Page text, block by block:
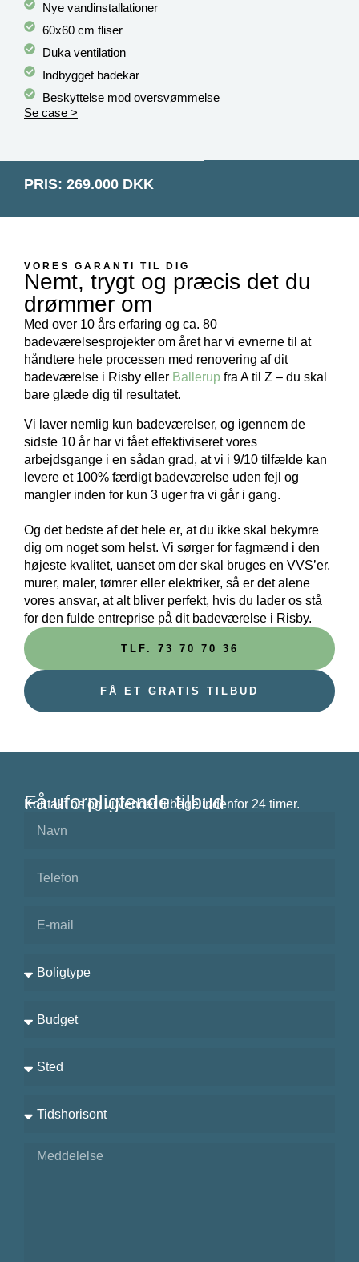
Nye vandinstallationer
60x60 cm fliser
Duka ventilation
Indbygget badekar
Beskyttelse mod oversvømmelse
Se case >
PRIS: 269.000 DKK
VORES GARANTI TIL DIG
Nemt, trygt og præcis det du
drømmer om
Med over 10 års erfaring og ca. 80
badeværelsesprojekter om året har vi evnerne til at
håndtere hele processen med renovering af dit
badeværelse i Risby eller Ballerup fra A til Z – du skal
bare glæde dig til resultatet.
Vi laver nemlig kun badeværelser, og igennem de
sidste 10 år har vi fået effektiviseret vores
arbejdsgange i en sådan grad, at vi i 9/10 tilfælde kan
levere et 100% færdigt badeværelse uden fejl og
mangler inden for kun 3 uger fra vi går i gang.
Og det bedste af det hele er, at du ikke skal bekymre
dig om noget som helst. Vi sørger for fagmænd i den
højeste kvalitet, uanset om der skal bruges en VVS’er,
murer, maler, tømrer eller elektriker, så er det alene
vores ansvar, at alt bliver perfekt, hvis du lader os stå
for den fulde entreprise på dit badeværelse i Risby.
TLF. 73 70 70 36
FÅ ET GRATIS TILBUD
Få uforpligtende tilbud
Kontakt os og vi vender tilbage indenfor 24 timer.